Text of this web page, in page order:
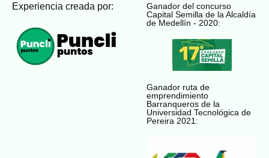
Experiencia creada por:
Ganador del concurso
Capital Semilla de la Alcaldía
de Medellín - 2020:
Ganador ruta de
emprendimiento
Barranqueros de la
Universidad Tecnológica de
Pereira 2021: